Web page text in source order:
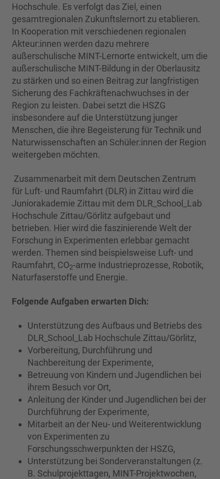
Hochschule. Es verfolgt das Ziel, einen
gesamtregionalen Zukunftslernort zu etablieren.
In Kooperation mit verschiedenen regionalen
Akteur:innen werden dazu mehrere
außerschulische MINT-Lernorte entwickelt, um die
außerschulische MINT-Bildung in der Oberlausitz
zu stärken und so einen Beitrag zur langfristigen
Sicherung des Fachkräftenachwuchses in der
Region zu leisten. Dabei setzt die HSZG
insbesondere auf die Unterstützung junger
Menschen, die ihre Begeisterung für Technik und
Naturwissenschaften an Schüler:innen der Region
weitergeben möchten.
Zusammenarbeit mit dem Deutschen Zentrum
für Luft- und Raumfahrt (DLR) in Zittau wird die
Juniorakademie Zittau mit dem DLR_School_Lab
Hochschule Zittau/Görlitz aufgebaut und
betrieben. Hier wird die faszinierende Welt der
Forschung in Experimenten erlebbar gemacht
werden. Themen sind beispielsweise Luft- und
Raumfahrt, CO2-arme Industrieprozesse, Robotik,
Naturfaserstoffe und Energie.
Folgende Aufgaben erwarten Dich:
Unterstützung des Aufbaus und Betriebs des
DLR_School_Lab Hochschule Zittau/Görlitz,
Vorbereitung, Durchführung und
Nachbereitung der Experimente,
Betreuung von Kindern und Jugendlichen bei
ihrem Besuch vor Ort,
Anleitung der Kinder und Jugendlichen bei der
Durchführung der Experimente,
Mitarbeit an der Neu- und Weiterentwicklung
von Experimenten zu
Forschungsschwerpunkten der HSZG,
Unterstützung bei Sonderveranstaltungen (z.
B. Schulprojekttagen, MINT-Projektwochen,